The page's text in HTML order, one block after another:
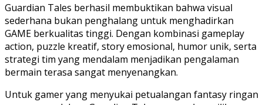
Guardian Tales berhasil membuktikan bahwa visual
sederhana bukan penghalang untuk menghadirkan
GAME berkualitas tinggi. Dengan kombinasi gameplay
action, puzzle kreatif, story emosional, humor unik, serta
strategi tim yang mendalam menjadikan pengalaman
bermain terasa sangat menyenangkan.
Untuk gamer yang menyukai petualangan fantasy ringan